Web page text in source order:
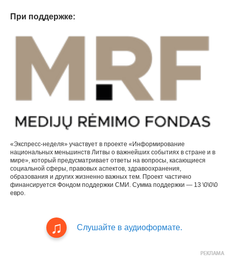
При поддержке:
«Экспресс-неделя» участвует в проекте «Информирование
национальных меньшинств Литвы о важнейших событиях в стране и в
мире», который предусматривает ответы на вопросы, касающиеся
социальной сферы, правовых аспектов, здравоохранения,
образования и других жизненно важных тем. Проект частично
финансируется Фондом поддержки СМИ. Сумма поддержки — 13 \0\0\0
евро.
Слушайте в аудиоформате.